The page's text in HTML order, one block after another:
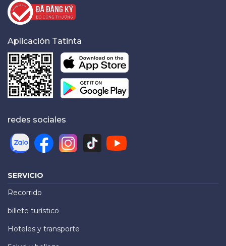
Aplicación Tatinta
redes sociales
SERVICIO
Recorrido
billete turístico
Hoteles y transporte